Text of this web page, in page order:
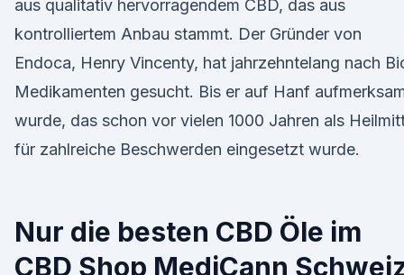
aus qualitativ hervorragendem CBD, das aus
kontrolliertem Anbau stammt. Der Gründer von
Endoca, Henry Vincenty, hat jahrzehntelang nach
Medikamenten gesucht. Bis er auf Hanf
wurde, das schon vor vielen 1000 Jahren als
für zahlreiche Beschwerden eingesetzt wurde.
Nur die besten CBD Öle im
CBD Shop MediCann